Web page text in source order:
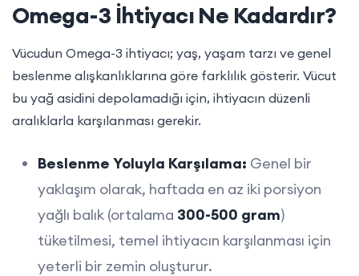
Omega-3 İhtiyacı Ne Kadardır?
Vücudun Omega-3 ihtiyacı; yaş, yaşam tarzı ve genel
beslenme alışkanlıklarına göre farklılık gösterir. Vücut
bu yağ asidini depolamadığı için, ihtiyacın düzenli
aralıklarla karşılanması gerekir.
Beslenme Yoluyla Karşılama: Genel bir
yaklaşım olarak, haftada en az iki porsiyon
yağlı balık (ortalama 300-500 gram)
tüketilmesi, temel ihtiyacın karşılanması için
yeterli bir zemin oluşturur.